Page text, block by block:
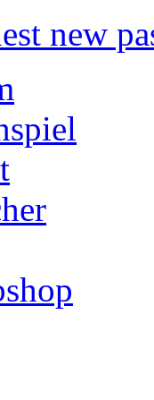
new